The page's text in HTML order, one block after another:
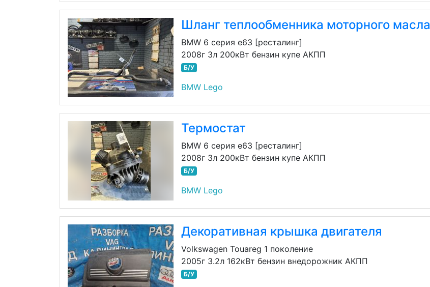
Шланг теплообменника моторного масла
BMW 6 серия e63 [ресталинг]
2008г 3л 200кВт бензин купе АКПП
Б/У
BMW Lego
Термостат
BMW 6 серия e63 [ресталинг]
2008г 3л 200кВт бензин купе АКПП
Б/У
BMW Lego
Декоративная крышка двигателя
Volkswagen Touareg 1 поколение
2005г 3.2л 162кВт бензин внедорожник АКПП
Б/У